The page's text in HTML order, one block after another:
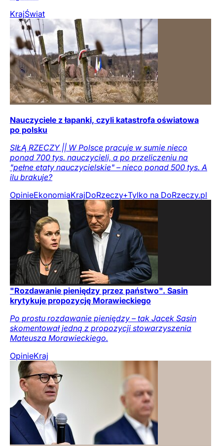
KrajŚwiat
Nauczyciele z łapanki, czyli katastrofa oświatowa
po polsku
SIŁĄ RZECZY || W Polsce pracuje w sumie nieco
ponad 700 tys. nauczycieli, a po przeliczeniu na
"pełne etaty nauczycielskie" – nieco ponad 500 tys. A
ilu brakuje?
OpinieEkonomiaKrajDoRzeczy+Tylko na DoRzeczy.pl
"Rozdawanie pieniędzy przez państwo". Sasin
krytykuje propozycję Morawieckiego
Po prostu rozdawanie pieniędzy – tak Jacek Sasin
skomentował jedną z propozycji stowarzyszenia
Mateusza Morawieckiego.
OpinieKraj